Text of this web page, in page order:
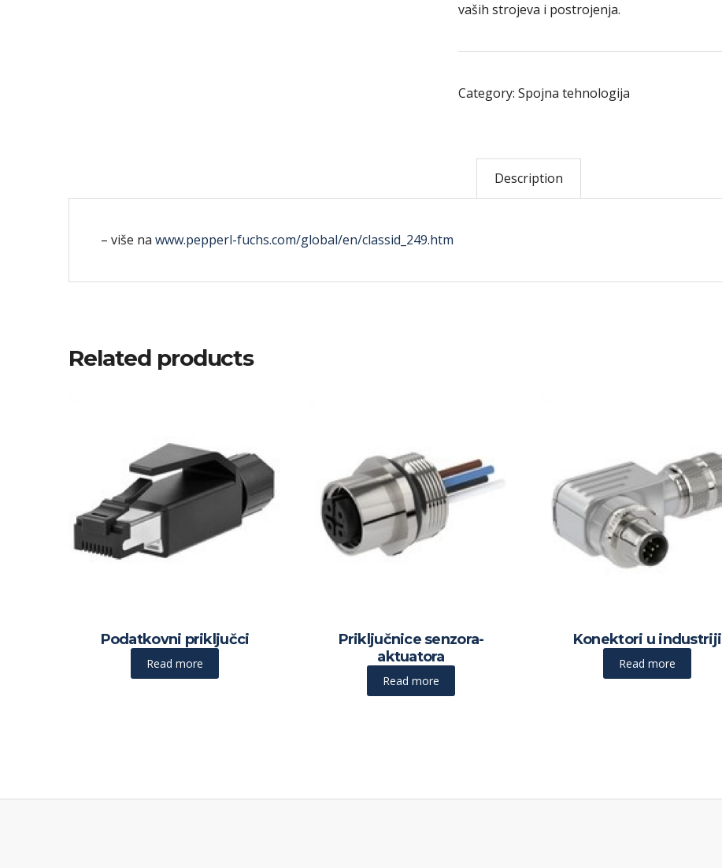
vaših strojeva i postrojenja.
Category: Spojna tehnologija
Description
– više na www.pepperl-fuchs.com/global/en/classid_249.htm
Related products
Podatkovni priključci
Read more
Priključnice senzora-
aktuatora
Read more
Konektori u industriji
Read more